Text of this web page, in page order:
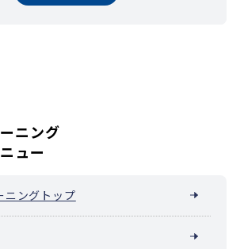
ニング
ュー
ニングトップ